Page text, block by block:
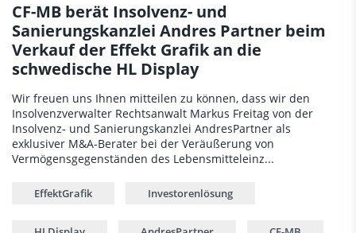
CF-MB berät Insolvenz- und
Sanierungskanzlei Andres Partner beim
Verkauf der Effekt Grafik an die
schwedische HL Display
Wir freuen uns Ihnen mitteilen zu können, dass wir den
Insolvenzverwalter Rechtsanwalt Markus Freitag von der
Insolvenz- und Sanierungskanzlei AndresPartner als
exklusiver M&A-Berater bei der Veräußerung von
Vermögensgegenständen des Lebensmitteleinz...
EffektGrafik Investorenlösung